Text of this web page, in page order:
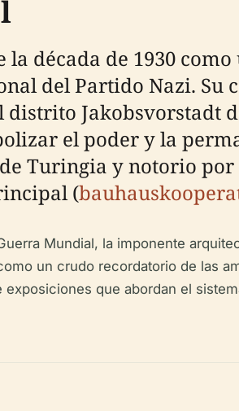
década de 1930
del Partido Nazi. Su
Jakobsvorstadt
el poder y la
Turingia y notorio
(
Mundial, la imponente
un crudo recordatorio de las
que abordan el